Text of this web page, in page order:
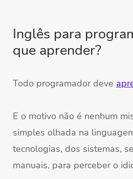
Inglês para
que aprender?
Todo programador deve
E o motivo não é nenhum
simples olhada na
tecnologias, dos sistemas,
manuais, para perceber o